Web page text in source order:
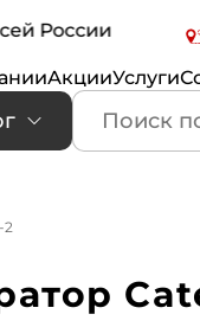
АкцииУслуги
2